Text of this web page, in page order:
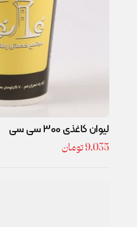
لیوان کاغذی 300 سی سی
9.035تومان